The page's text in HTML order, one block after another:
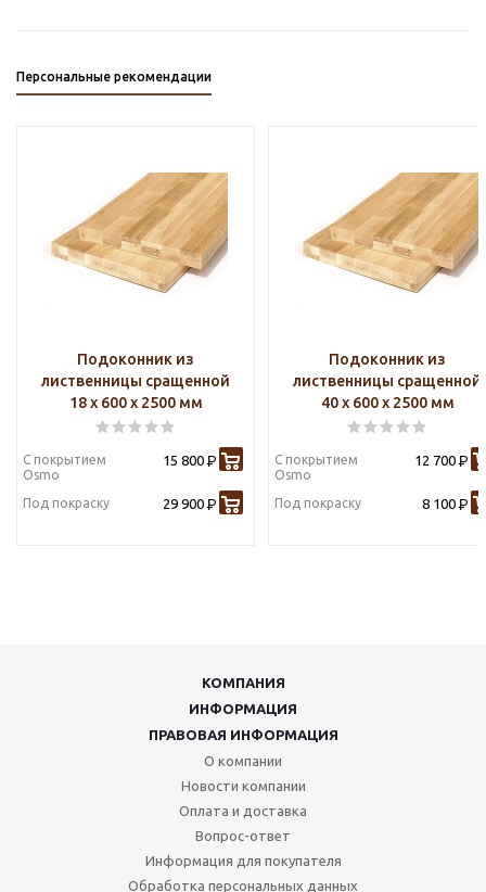
Персональные рекомендации
Подоконник из
лиственницы сращенной
18 х 600 х 2500 мм
С покрытием
Osmo
15 800 Р
Под покраску 29 900 Р
Подоконник из
лиственницы сращенной
40 х 600 х 2500 мм
С покрытием
Osmo
12 700 Р
Под покраску 8 100 Р
КОМПАНИЯ
ИНФОРМАЦИЯ
ПРАВОВАЯ ИНФОРМАЦИЯ
О компании
Новости компании
Оплата и доставка
Вопрос-ответ
Информация для покупателя
Обработка персональных данных